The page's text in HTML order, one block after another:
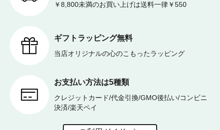
￥8,800未満のお買い上げは送料一律￥550
ギフトラッピング無料
当店オリジナルの心のこもったラッピング
お支払い方法は5種類
クレジットカード/代金引換/GMO後払い/コンビニ
決済/楽天ペイ